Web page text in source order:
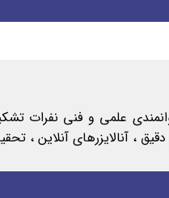
علمی و فنی نفرات
دقیق ، آنالایزرهای آنلاین